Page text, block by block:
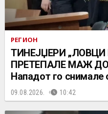
РЕГИОН
ТИНЕЈЏЕРИ
ПРЕТЕПАЛЕ МАЖ
Нападот го
09.08.2026. 10:42